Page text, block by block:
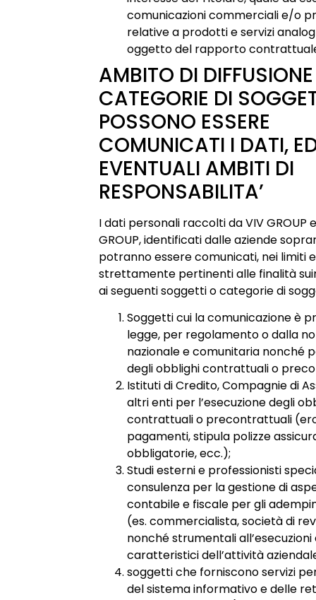
comunicazioni commerciali e/o
relative a prodotti e servizi
oggetto del rapporto
AMBITO DI
CATEGORIE DI
POSSONO ESSERE
COMUNICATI I DATI,
EVENTUALI AMBITI DI
RESPONSABILITA’
I dati personali raccolti da VIV GROUP e
GROUP, identificati dalle aziende
potranno essere comunicati, nei limiti
strettamente pertinenti alle finalità
ai seguenti soggetti o categorie di
Soggetti cui la comunicazione è
legge, per regolamento o dalla
nazionale e comunitaria nonché
degli obblighi contrattuali o
Istituti di Credito, Compagnie di
altri enti per l’esecuzione degli
contrattuali o precontrattuali
pagamenti, stipula polizze
obbligatorie, ecc.);
Studi esterni e professionisti
consulenza per la gestione di
contabile e fiscale per gli
(es. commercialista, società di
nonché strumentali all’esecuzioni
caratteristici dell’attività
soggetti che forniscono servizi
del sistema informativo e delle